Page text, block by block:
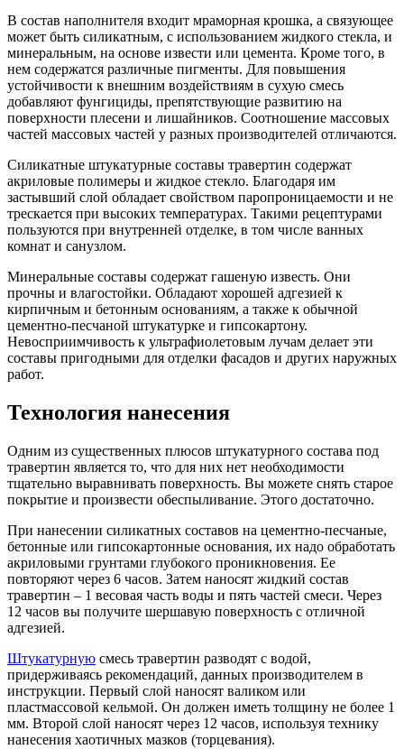
В состав наполнителя входит мраморная крошка, а связующее
может быть силикатным, с использованием жидкого стекла, и
минеральным, на основе извести или цемента. Кроме того, в
нем содержатся различные пигменты. Для повышения
устойчивости к внешним воздействиям в сухую смесь
добавляют фунгициды, препятствующие развитию на
поверхности плесени и лишайников. Соотношение массовых
частей массовых частей у разных производителей отличаются.
Силикатные штукатурные составы травертин содержат
акриловые полимеры и жидкое стекло. Благодаря им
застывший слой обладает свойством паропроницаемости и не
трескается при высоких температурах. Такими рецептурами
пользуются при внутренней отделке, в том числе ванных
комнат и санузлом.
Минеральные составы содержат гашеную известь. Они
прочны и влагостойки. Обладают хорошей адгезией к
кирпичным и бетонным основаниям, а также к обычной
цементно-песчаной штукатурке и гипсокартону.
Невосприимчивость к ультрафиолетовым лучам делает эти
составы пригодными для отделки фасадов и других наружных
работ.
Технология нанесения
Одним из существенных плюсов штукатурного состава под
травертин является то, что для них нет необходимости
тщательно выравнивать поверхность. Вы можете снять старое
покрытие и произвести обеспыливание. Этого достаточно.
При нанесении силикатных составов на цементно-песчаные,
бетонные или гипсокартонные основания, их надо обработать
акриловыми грунтами глубокого проникновения. Ее
повторяют через 6 часов. Затем наносят жидкий состав
травертин – 1 весовая часть воды и пять частей смеси. Через
12 часов вы получите шершавую поверхность с отличной
адгезией.
Штукатурную смесь травертин разводят с водой,
придерживаясь рекомендаций, данных производителем в
инструкции. Первый слой наносят валиком или
пластмассовой кельмой. Он должен иметь толщину не более 1
мм. Второй слой наносят через 12 часов, используя технику
нанесения хаотичных мазков (торцевания).